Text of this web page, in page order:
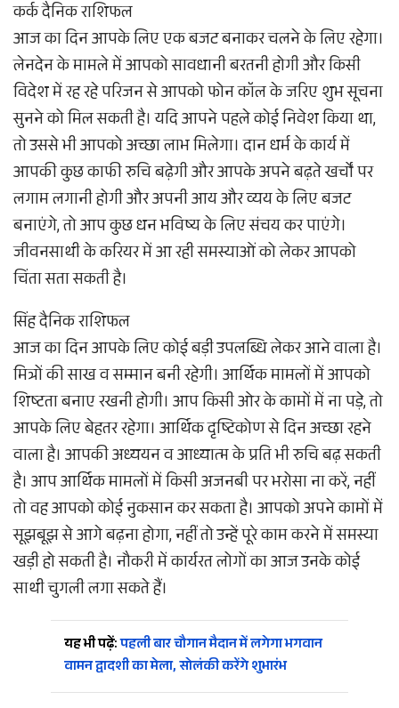
कर्क दैनिक राशिफल
आज का दिन आपके लिए एक बजट बनाकर चलने के लिए रहेगा।
लेनदेन के मामले में आपको सावधानी बरतनी होगी और किसी
विदेश में रह रहे परिजन से आपको फोन कॉल के जरिए शुभ सूचना
सुनने को मिल सकती है। यदि आपने पहले कोई निवेश किया था,
तो उससे भी आपको अच्छा लाभ मिलेगा। दान धर्म के कार्य में
आपकी कुछ काफी रुचि बढ़ेगी और आपके अपने बढ़ते खर्चों पर
लगाम लगानी होगी और अपनी आय और व्यय के लिए बजट
बनाएंगे, तो आप कुछ धन भविष्य के लिए संचय कर पाएंगे।
जीवनसाथी के करियर में आ रही समस्याओं को लेकर आपको
चिंता सता सकती है।
सिंह दैनिक राशिफल
आज का दिन आपके लिए कोई बड़ी उपलब्धि लेकर आने वाला है।
मित्रों की साख व सम्मान बनी रहेगी। आर्थिक मामलों में आपको
शिष्टता बनाए रखनी होगी। आप किसी ओर के कामों में ना पड़े, तो
आपके लिए बेहतर रहेगा। आर्थिक दृष्टिकोण से दिन अच्छा रहने
वाला है। आपकी अध्ययन व आध्यात्म के प्रति भी रुचि बढ़ सकती
है। आप आर्थिक मामलों में किसी अजनबी पर भरोसा ना करें, नहीं
तो वह आपको कोई नुकसान कर सकता है। आपको अपने कामों में
सूझबूझ से आगे बढ़ना होगा, नहीं तो उन्हें पूरे काम करने में समस्या
खड़ी हो सकती है। नौकरी में कार्यरत लोगों का आज उनके कोई
साथी चुगली लगा सकते हैं।
यह भी पढ़ें:पहली बार चौगान मैदान में लगेगा भगवान
वामन द्वादशी का मेला, सोलंकी करेंगे शुभारंभ